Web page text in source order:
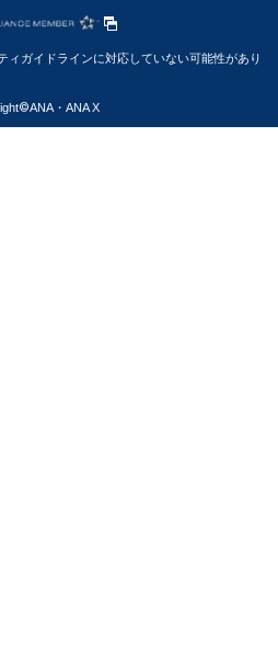
ィガイドラインに対応していない可能性があり
©ANA・ANA X